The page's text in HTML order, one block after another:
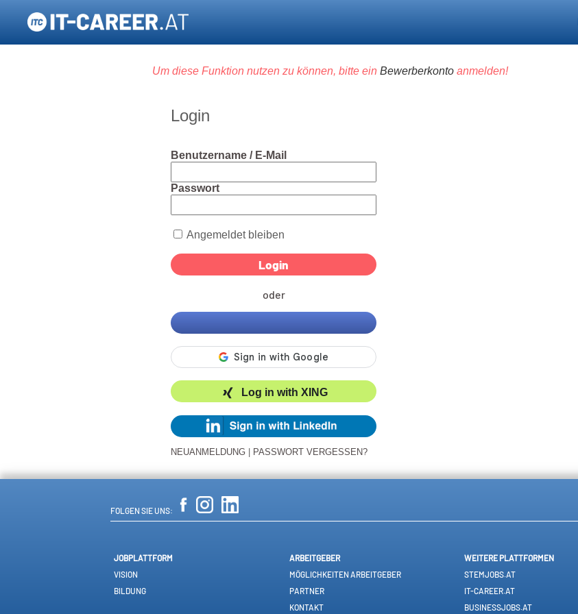
Um diese Funktion nutzen zu können, bitte ein Bewerberkonto anmelden!
Login
Benutzername / E-Mail
Passwort
Angemeldet bleiben
oder
Log in with XING
NEUANMELDUNG PASSWORT VERGESSEN?
FOLGEN SIE UNS:
JOBPLATTFORM
VISION
BILDUNG
ARBEITGEBER
MÖGLICHKEITEN ARBEITGEBER
PARTNER
KONTAKT
WEITERE PLATTFORMEN
STEMJOBS.AT
IT-CAREER.AT
BUSINESSJOBS.AT